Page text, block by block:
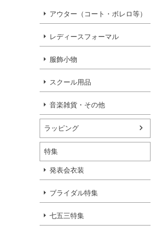
アウター（コート・ボレロ等）
レディースフォーマル
服飾小物
スクール用品
音楽雑貨・その他
ラッピング
特集
発表会衣装
ブライダル特集
七五三特集